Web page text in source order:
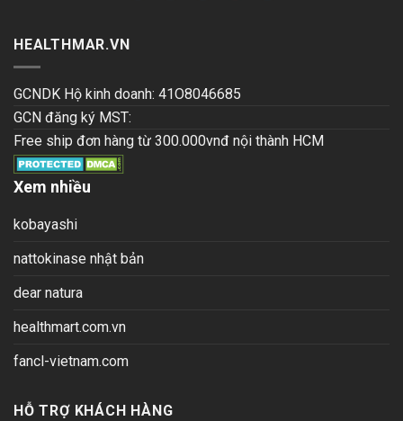
HEALTHMAR.VN
GCNDK Hộ kinh doanh: 41O8046685
GCN đăng ký MST:
Free ship đơn hàng từ 300.000vnđ nội thành HCM
Xem nhiều
kobayashi
nattokinase nhật bản
dear natura
healthmart.com.vn
fancl-vietnam.com
HỖ TRỢ KHÁCH HÀNG